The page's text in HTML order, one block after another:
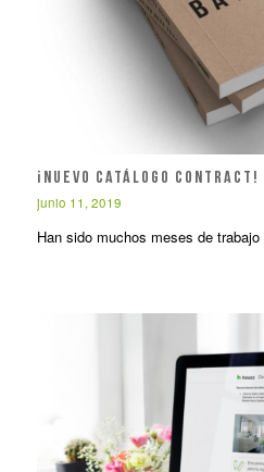
¡Nuevo catálogo CONTRACT!
junio 11, 2019
Han sido muchos meses de